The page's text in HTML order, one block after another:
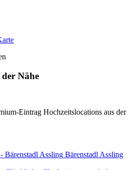
Nähe
Eintrag Hochzeitslocations aus der
Bärenstadl Assling